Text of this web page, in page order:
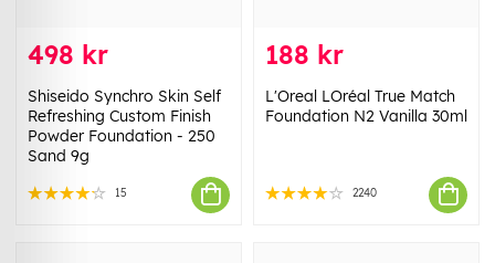
498 kr
Shiseido Synchro Skin Self
Refreshing Custom Finish
Powder Foundation - 250
Sand 9g
15
188 kr
L'Oreal LOréal True Match
Foundation N2 Vanilla 30ml
2240